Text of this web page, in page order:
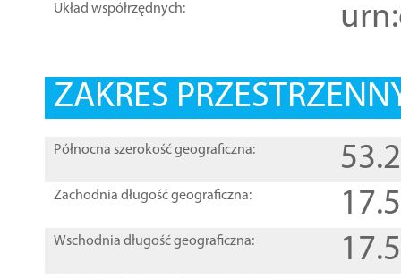
Układ współrzędnych:
ZAKRES
Północna szerokość geograficzna:
Zachodnia długość geograficzna:
Wschodnia długość geograficzna: